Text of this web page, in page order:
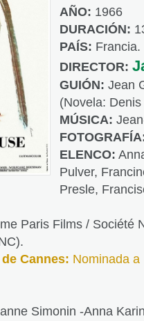
AÑO: 1966
DURACIÓN:
PAÍS: Francia.
DIRECTOR:
GUIÓN: Jean
(Novela:
MÚSICA:
ELENCO:
Pulver,
Presle,
Paris Films / Société
Cannes: Nominada a
Simonin -Anna